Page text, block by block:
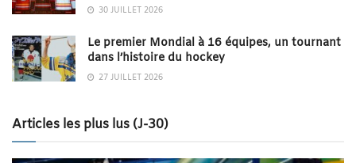
30 JUILLET 2026
Le premier Mondial à 16 équipes, un tournant
dans l’histoire du hockey
27 JUILLET 2026
Articles les plus lus (J-30)